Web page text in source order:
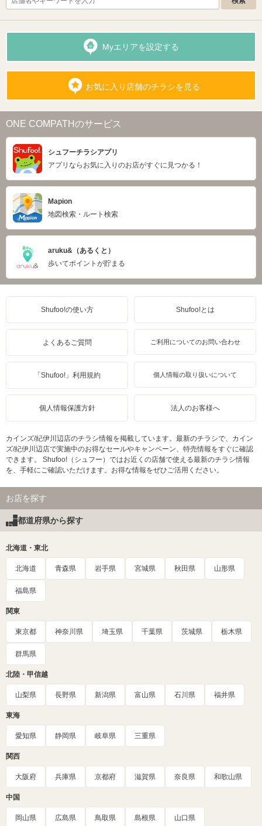
Myエリアを設定する
お気に入り店舗のチラシを見る
ONE COMPATHのサービス
シュフーチラシアプリ
アプリならお気に入りのお店がすぐに見つかる！
Mapion
地図検索・ルート検索
aruku&（あるくと）
歩いてポイントが貯まる
Shufoo!の使い方 Shufoo!とは
よくあるご質問 ご利用についてのお問い合わせ
「Shufoo!」利用規約 個人情報の取り扱いについて
個人情報保護方針 法人のお客様へ
カインズ/紀伊川辺店のチラシ情報を掲載しています。最新のチラシで、カイン
ズ/紀伊川辺店で実施中のお得なセールやキャンペーン、特売情報をすぐに確認
できます。 Shufoo!（シュフー）ではお近くの店舗で使える最新のチラシ情報
を、手軽にご確認いただけます。お得な情報をぜひご活用ください。
お店を探す
都道府県から探す
北海道・東北
北海道 青森県 岩手県 宮城県 秋田県 山形県
福島県
関東
東京都 神奈川県 埼玉県 千葉県 茨城県 栃木県
群馬県
北陸・甲信越
山梨県 長野県 新潟県 富山県 石川県 福井県
東海
愛知県 静岡県 岐阜県 三重県
関西
大阪府 兵庫県 京都府 滋賀県 奈良県 和歌山県
中国
岡山県 広島県 鳥取県 島根県 山口県